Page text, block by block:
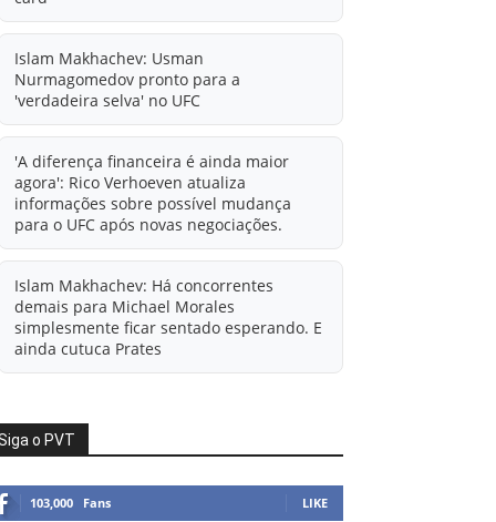
Islam Makhachev: Usman
Nurmagomedov pronto para a
'verdadeira selva' no UFC
'A diferença financeira é ainda maior
agora': Rico Verhoeven atualiza
informações sobre possível mudança
para o UFC após novas negociações.
Islam Makhachev: Há concorrentes
demais para Michael Morales
simplesmente ficar sentado esperando. E
ainda cutuca Prates
condição de agente livre de Usman
Nurmagomedov.
Alistair Overeem x Rico Verhoeven em
o PVT
103,000 Fans LIKE